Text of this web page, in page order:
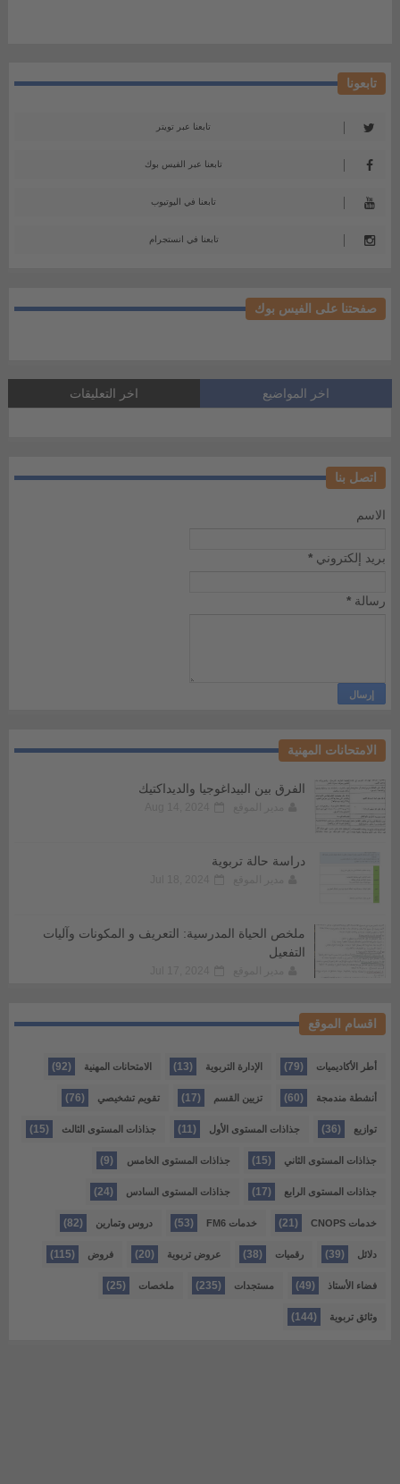
تابعونا
تابعنا عبر تويتر
تابعنا عبر الفيس بوك
تابعنا في اليوتيوب
تابعنا في انستجرام
صفحتنا على الفيس بوك
اخر المواضيع اخر التعليقات
اتصل بنا
الاسم
بريد إلكتروني *
رسالة *
الامتحانات المهنية
الفرق بين البيداغوجيا والديداكتيك
دراسة حالة تربوية
ملخص الحياة المدرسية: التعريف و المكونات وآليات
التفعيل
اقسام الموقع
أطر الأكاديميات (79) الإدارة التربوية (13) الامتحانات المهنية (92)
أنشطة مندمجة (60) تزيين القسم (17) تقويم تشخيصي (76)
توازيع (36) جذاذات المستوى الأول (11) جذاذات المستوى الثالث (15)
جذاذات المستوى الثاني (15) جذاذات المستوى الخامس (9)
جذاذات المستوى الرابع (17) جذاذات المستوى السادس (24)
خدمات CNOPS (21) خدمات FM6 (53) دروس وتمارين (82)
دلائل (39) رقميات (38) عروض تربوية (20) فروض (115)
فضاء الأستاذ (49) مستجدات (235) ملخصات (25)
وثائق تربوية (144)